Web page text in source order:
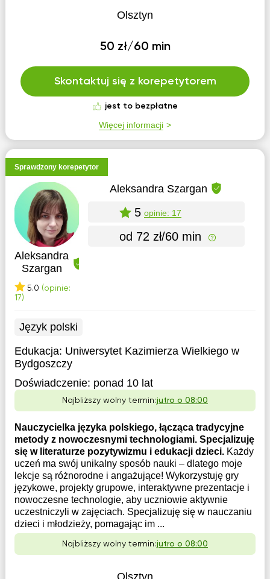
Olsztyn
50 zł/60 min
Skontaktuj się z korepetytorem
jest to bezpłatne
Więcej informacji
Sprawdzony korepetytor
Aleksandra
Szargan
5.0 (opinie:
17)
Aleksandra Szargan
5 opinie: 17
od 72 zł/60 min
Język polski
Edukacja: Uniwersytet Kazimierza Wielkiego w
Bydgoszczy
Doświadczenie: ponad 10 lat
Najbliższy wolny termin:jutro o 08:00
Nauczycielka języka polskiego, łącząca tradycyjne
metody z nowoczesnymi technologiami. Specjalizuję
się w literaturze pozytywizmu i edukacji dzieci. Każdy
uczeń ma swój unikalny sposób nauki – dlatego moje
lekcje są różnorodne i angażujące! Wykorzystuję gry
językowe, projekty grupowe, interaktywne prezentacje i
nowoczesne technologie, aby uczniowie aktywnie
uczestniczyli w zajęciach. Specjalizuję się w nauczaniu
dzieci i młodzieży, pomagając im ...
Najbliższy wolny termin:jutro o 08:00
Olsztyn